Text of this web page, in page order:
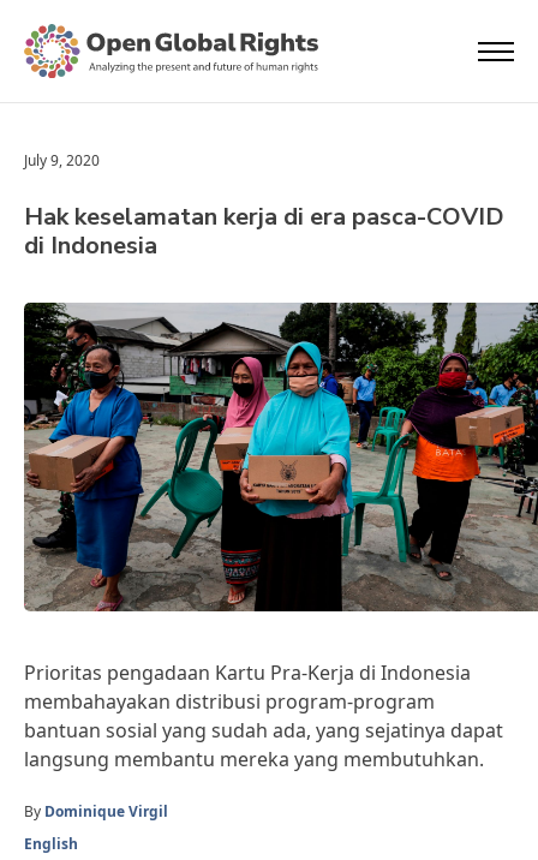
July 9, 2020
Hak keselamatan kerja di era pasca-COVID
di Indonesia
Prioritas pengadaan Kartu Pra-Kerja di Indonesia
membahayakan distribusi program-program
bantuan sosial yang sudah ada, yang sejatinya dapat
langsung membantu mereka yang membutuhkan.
By Dominique Virgil
English